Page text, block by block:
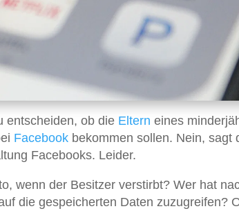
entscheiden, ob die Eltern eines
Facebook bekommen sollen. Nein, sagt
Facebooks. Leider.
wenn der Besitzer verstirbt? Wer hat
die gespeicherten Daten zuzugreifen?